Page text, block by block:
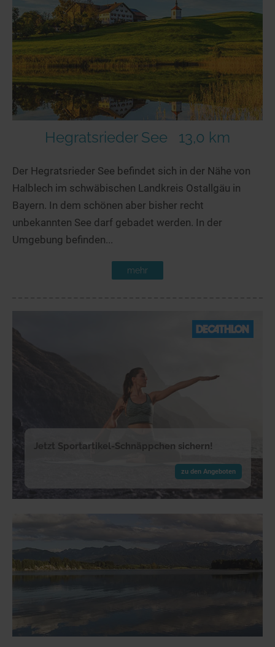
Hegratsrieder See 13,0 km
Der Hegratsrieder See befindet sich in der Nähe von
Halblech im schwäbischen Landkreis Ostallgäu in
Bayern. In dem schönen aber bisher recht
unbekannten See darf gebadet werden. In der
Umgebung befinden...
mehr
Jetzt Sportartikel-Schnäppchen sichern!
zu den Angeboten